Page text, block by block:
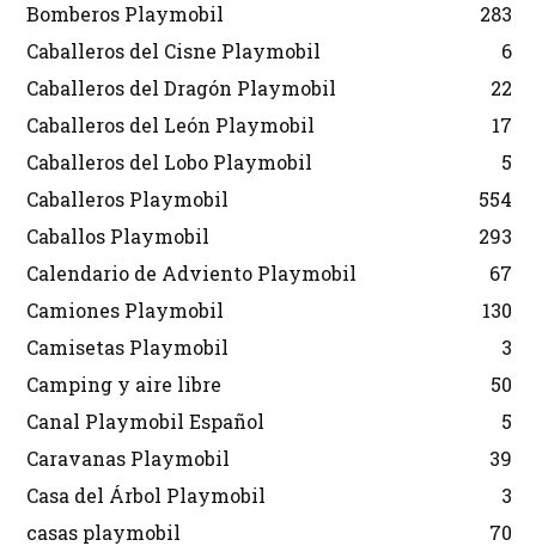
Bomberos Playmobil
283
Caballeros del Cisne Playmobil
6
Caballeros del Dragón Playmobil
22
Caballeros del León Playmobil
17
Caballeros del Lobo Playmobil
5
Caballeros Playmobil
554
Caballos Playmobil
293
Calendario de Adviento Playmobil
67
Camiones Playmobil
130
Camisetas Playmobil
3
Camping y aire libre
50
Canal Playmobil Español
5
Caravanas Playmobil
39
Casa del Árbol Playmobil
3
casas playmobil
70